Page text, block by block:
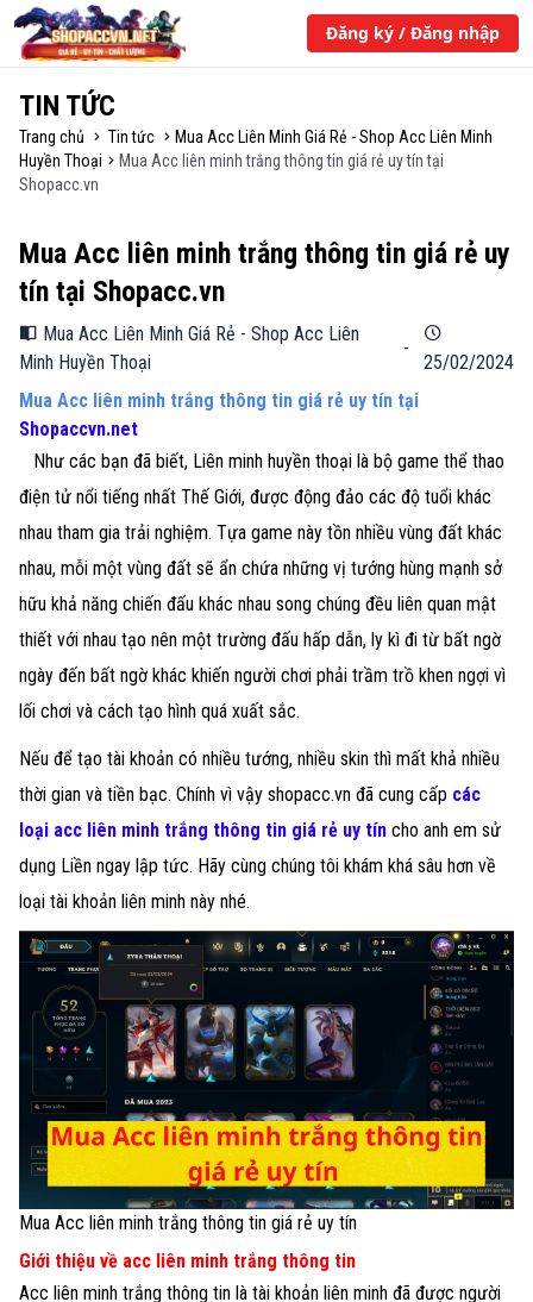
Đăng ký / Đăng nhập
TIN TỨC
Trang chủ Tin tức
Mua Acc Liên Minh Giá Rẻ - Shop Acc Liên Minh
Huyền Thoại
Mua Acc liên minh trắng thông tin giá rẻ uy tín tại
Shopacc.vn
Mua Acc liên minh trắng thông tin giá rẻ uy
tín tại Shopacc.vn
Mua Acc Liên Minh Giá Rẻ - Shop Acc Liên
Minh Huyền Thoại
-
25/02/2024
Mua Acc liên minh trắng thông tin giá rẻ uy tín tại
Shopaccvn.net
Như các bạn đã biết, Liên minh huyền thoại là bộ game thể thao
điện tử nổi tiếng nhất Thế Giới, được động đảo các độ tuổi khác
nhau tham gia trải nghiệm. Tựa game này tồn nhiều vùng đất khác
nhau, mỗi một vùng đất sẽ ẩn chứa những vị tướng hùng mạnh sở
hữu khả năng chiến đấu khác nhau song chúng đều liên quan mật
thiết với nhau tạo nên một trường đấu hấp dẫn, ly kì đi từ bất ngờ
ngày đến bất ngờ khác khiến người chơi phải trầm trồ khen ngợi vì
lối chơi và cách tạo hình quá xuất sắc.
Nếu để tạo tài khoản có nhiều tướng, nhiều skin thì mất khả nhiều
thời gian và tiền bạc. Chính vì vậy shopacc.vn đã cung cấp các
loại acc liên minh trắng thông tin giá rẻ uy tín cho anh em sử
dụng Liền ngay lập tức. Hãy cùng chúng tôi khám khá sâu hơn về
loại tài khoản liên minh này nhé.
Mua Acc liên minh trắng thông tin giá rẻ uy tín
Giới thiệu về acc liên minh trắng thông tin
Acc liên minh trắng thông tin là tài khoản liên minh đã được người